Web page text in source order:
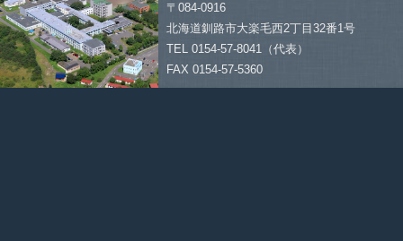
〒084-0916
北海道釧路市大楽毛西2丁目32番1号
TEL 0154-57-8041（代表）
FAX 0154-57-5360